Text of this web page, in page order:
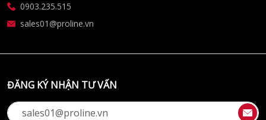
0903.235.515
sales01@proline.vn
ĐĂNG KÝ NHẬN TƯ VẤN